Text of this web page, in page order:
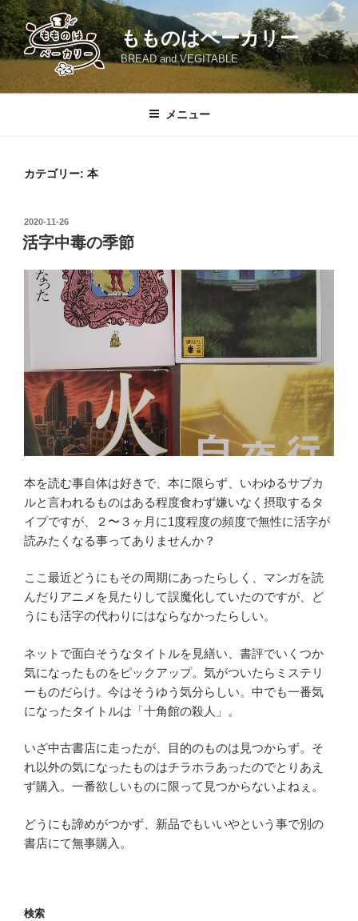
コ
ン
テ
ン
もものはベーカリー
BREAD and VEGITABLE
メニュー
カテゴリー: 本
投
稿
日:
2020-11-26
活字中毒の季節
本を読む事自体は好きで、本に限らず、いわゆるサブカ
ルと言われるものはある程度食わず嫌いなく摂取するタ
イプですが、２〜３ヶ月に1度程度の頻度で無性に活字が
読みたくなる事ってありませんか？
ここ最近どうにもその周期にあったらしく、マンガを読
んだりアニメを見たりして誤魔化していたのですが、ど
うにも活字の代わりにはならなかったらしい。
ネットで面白そうなタイトルを見繕い、書評でいくつか
気になったものをピックアップ。気がついたらミステリ
ーものだらけ。今はそうゆう気分らしい。中でも一番気
になったタイトルは「十角館の殺人」。
いざ中古書店に走ったが、目的のものは見つからず。そ
れ以外の気になったものはチラホラあったのでとりあえ
ず購入。一番欲しいものに限って見つからないよねぇ。
どうにも諦めがつかず、新品でもいいやという事で別の
書店にて無事購入。
検索